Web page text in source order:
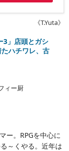
《T.Yuta》
3」店頭とガシ
ハチワレ、古
ィー厨
ー。RPGを中心に
～くやる。近年は